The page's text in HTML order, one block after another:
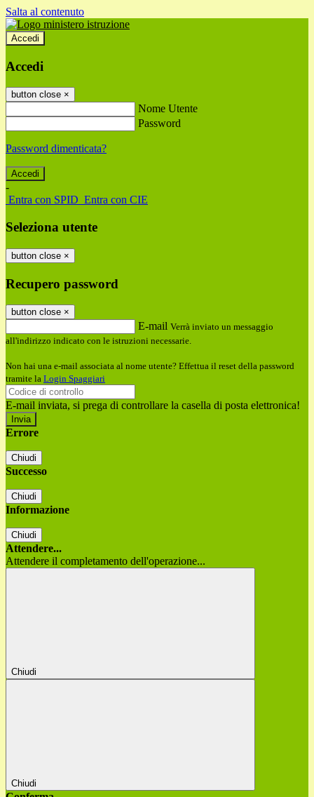
Salta al contenuto
Accedi
Accedi
button close ×
Nome Utente
Password
Password dimenticata?
-
Entra con SPID Entra con CIE
Seleziona utente
button close ×
Recupero password
button close ×
E-mail Verrà inviato un messaggio
all'indirizzo indicato con le istruzioni necessarie.
Non hai una e-mail associata al nome utente? Effettua il reset della password
tramite la Login Spaggiari
E-mail inviata, si prega di controllare la casella di posta elettronica!
Errore
Chiudi
Successo
Chiudi
Informazione
Chiudi
Attendere...
Attendere il completamento dell'operazione...
Chiudi
Chiudi